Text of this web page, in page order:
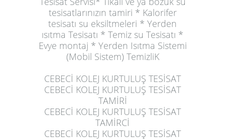
tesisatlarınızın tamiri * Kalorifer
tesisatı su eksiltmeleri * Yerden
ısıtma Tesisatı * Temiz su Tesisatı *
Evye montaj * Yerden Isıtma Sistemi
(Mobil Sistem) TemizliK
CEBECİ KOLEJ KURTULUŞ TESİSAT
CEBECİ KOLEJ KURTULUŞ TESİSAT
TAMİRİ
CEBECİ KOLEJ KURTULUŞ TESİSAT
TAMİRCİ
CEBECİ KOLEJ KURTULUŞ TESİSAT